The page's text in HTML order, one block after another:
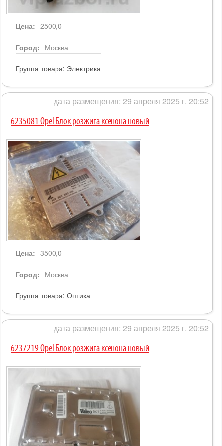
Цена: 2500,0
Город: Москва
Группа товара: Электрика
дата размещения: 29 апреля 2025 г. 20:52
6235081 Opel Блок розжига ксенона новый
Цена: 3500,0
Город: Москва
Группа товара: Оптика
дата размещения: 29 апреля 2025 г. 20:52
6237219 Opel Блок розжига ксенона новый